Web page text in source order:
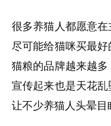
很多养猫人都愿意在
尽可能给猫咪买最
猫粮的品牌越来越多
宣传起来也是天花乱
让不少养猫人头晕目